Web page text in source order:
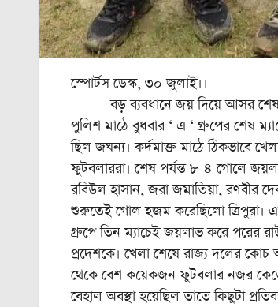
স্পোর্টস ডেস্ক, ৩০ জুলাই।।
বড় ব্যবধানে জয় দিয়ে আসর শেষ
পুলিশ মাঠে বুধবার ‘ এ ‘ গ্রুপের শেষ
ছিল জঘন্য। কর্দমাক্ত মাঠে ঠিকভাবে
ফুটবলাররা। শেষ পর্যন্ত ৮-৪ গোলে
রবিউল হাসান, জরা জমাতিয়া, রণবীর
শুরুতেই গোল হজম করেছিলো ত্রিপুরা।
গ্রুপে তিন ম্যাচেই জয়লাভ করে পরের
প্রদেশকে। খেলা শেষে রাজ্য দলের কোচ
থেকে বেশ কয়েকজন ফুটবলার নজর কেড়ে
বেহাল অবস্থা হয়েছিল তাতে কিছুটা